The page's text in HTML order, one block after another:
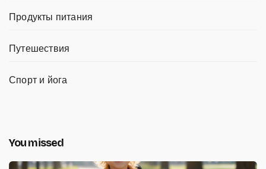
Продукты питания
Путешествия
Спорт и йога
You missed